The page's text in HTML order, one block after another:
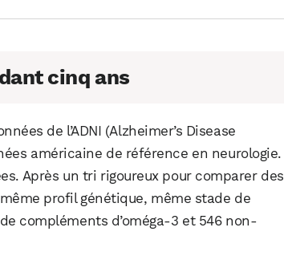
cinq ans
de l’ADNI (Alzheimer’s Disease
américaine de référence en neurologie.
Après un tri rigoureux pour comparer des
profil génétique, même stade de
compléments d’oméga-3 et 546 non-